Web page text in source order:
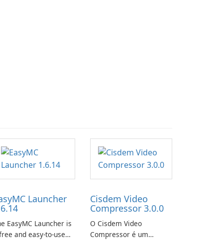
Launcher
EasyMC Launcher is
and easy-to-use
Cisdem Video
Compressor 3.0.0
O Cisdem Video
Compressor é um